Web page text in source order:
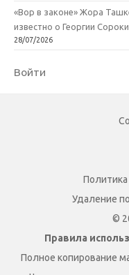
«Вор в законе» Жора
известно о Георгии
28/07/2026
Войти
Удаление
©
Правила
Полное копирование